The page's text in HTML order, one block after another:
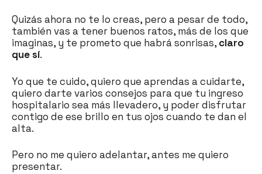
Quizás ahora no te lo creas, pero a pesar de todo,
también vas a tener buenos ratos, más de los que
imaginas, y te prometo que habrá sonrisas, claro
que sí.
Yo que te cuido, quiero que aprendas a cuidarte,
quiero darte varios consejos para que tu ingreso
hospitalario sea más llevadero, y poder disfrutar
contigo de ese brillo en tus ojos cuando te dan el
alta.
Pero no me quiero adelantar, antes me quiero
presentar.